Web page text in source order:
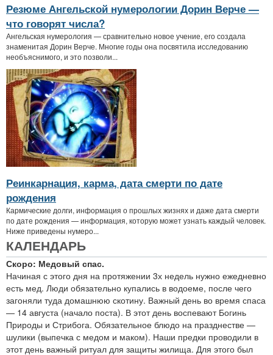
Резюме Ангельской нумерологии Дорин Верче —
что говорят числа?
Ангельская нумерология — сравнительно новое учение, его создала
знаменитая Дорин Верче. Многие годы она посвятила исследованию
необъяснимого, и это позволи...
Реинкарнация, карма, дата смерти по дате
рождения
Кармические долги, информация о прошлых жизнях и даже дата смерти
по дате рождения — информация, которую может узнать каждый человек.
Ниже приведены нумеро...
КАЛЕНДАРЬ
Скоро: Медовый спас.
Начиная с этого дня на протяжении 3х недель нужно ежедневно
есть мед. Люди обязательно купались в водоеме, после чего
загоняли туда домашнюю скотину. Важный день во время спаса
— 14 августа (начало поста). В этот день воспевают Богинь
Природы и Стрибога. Обязательное блюдо на празднестве —
шулики (выпечка с медом и маком). Наши предки проводили в
этот день важный ритуал для защиты жилища. Для этого был